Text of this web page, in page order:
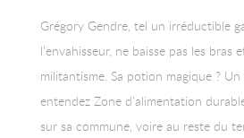
Grégory Gendre, tel un irréductible
l’envahisseur, ne baisse pas les bras
militantisme. Sa potion magique ?
entendez Zone d’alimentation
sur sa commune, voire au reste du